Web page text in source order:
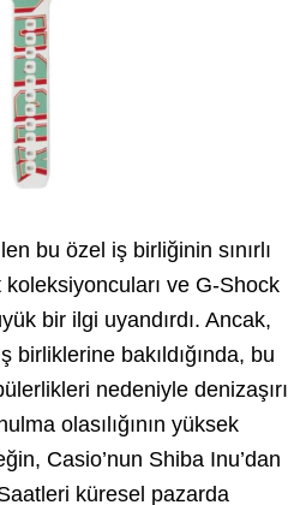
bu özel iş birliğinin sınırlı
ve G-Shock
bir ilgi uyandırdı. Ancak,
birliklerine bakıldığında, bu
nedeniyle denizaşırı
olasılığının yüksek
Casio’nun Shiba Inu’dan
küresel pazarda